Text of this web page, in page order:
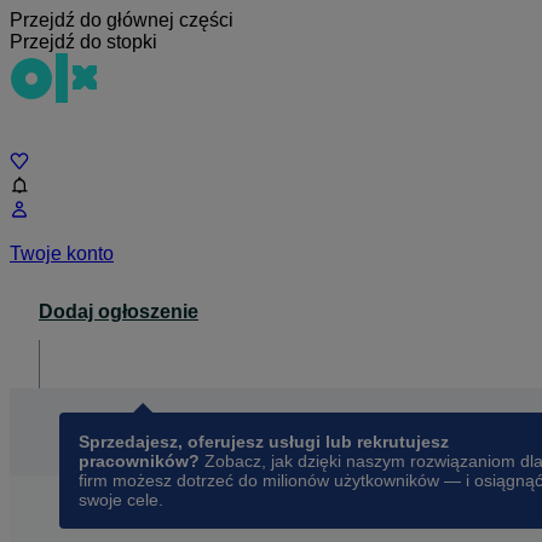
Przejdź do głównej części
Przejdź do stopki
Twoje konto
Dodaj ogłoszenie
Sprzedajesz, oferujesz usługi lub rekrutujesz
pracowników? Zobacz, jak dzięki naszym rozwiązaniom dla
firm możesz dotrzeć do milionów użytkowników — i osiągnąć
swoje cele.